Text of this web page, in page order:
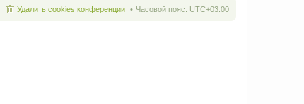
Часовой пояс: UTC+03:00
Удалить cookies конференции